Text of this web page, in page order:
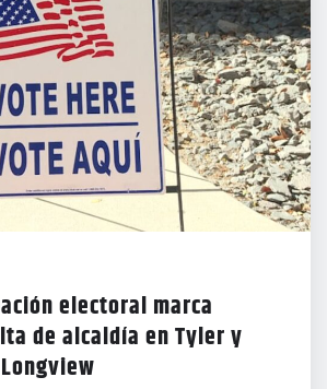
electoral marca
de alcaldía en Tyler y